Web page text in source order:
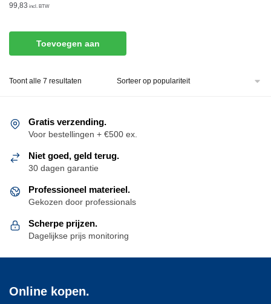
99,83 incl. BTW
Toevoegen aan
Toont alle 7 resultaten Gesorteerd
Gratis verzending.
Voor bestellingen + €500 ex.
Niet goed, geld terug.
30 dagen garantie
Professioneel materieel.
Gekozen door professionals
Scherpe prijzen.
Dagelijkse prijs monitoring
Online kopen.